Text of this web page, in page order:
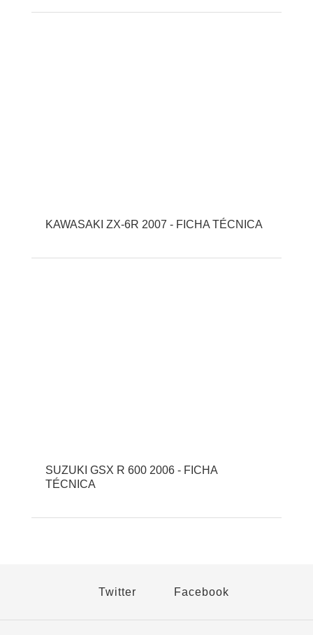
KAWASAKI ZX-6R 2007 - FICHA TÉCNICA
SUZUKI GSX R 600 2006 - FICHA
TÉCNICA
Twitter Facebook